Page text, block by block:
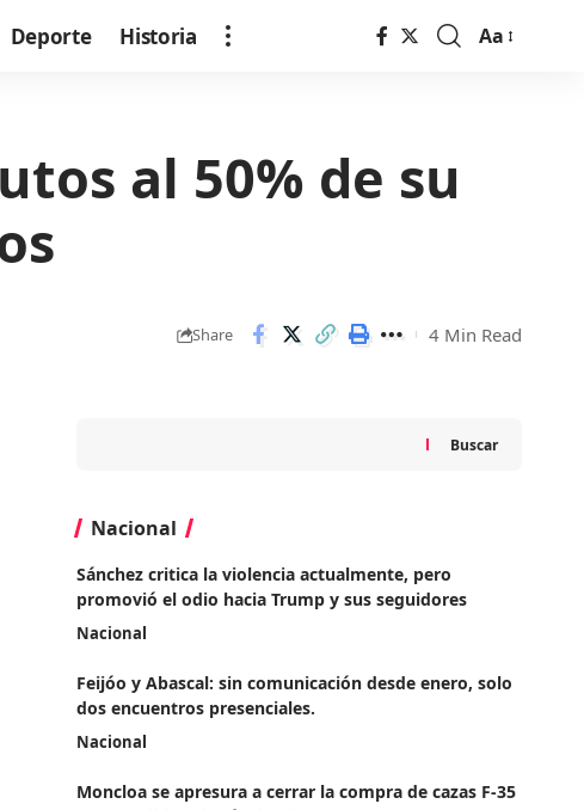
Deporte Historia
Font
Aa
al 50% de su
Share 4 Min Read
Buscar
Nacional
Sánchez critica la violencia actualmente, pero
promovió el odio hacia Trump y sus seguidores
Nacional
Feijóo y Abascal: sin comunicación desde enero, solo
dos encuentros presenciales.
Nacional
Moncloa se apresura a cerrar la compra de cazas F-35